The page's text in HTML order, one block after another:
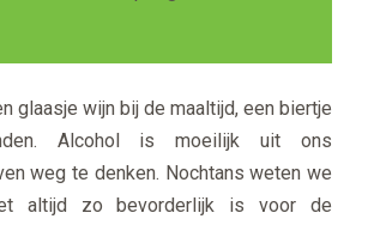
glaasje wijn bij de maaltijd, een biertje
Alcohol is moeilijk uit ons
weg te denken. Nochtans weten we
altijd zo bevorderlijk is voor de